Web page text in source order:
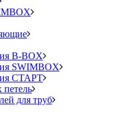
B-BOX
SWIMBOX
СТАРТ
для труб